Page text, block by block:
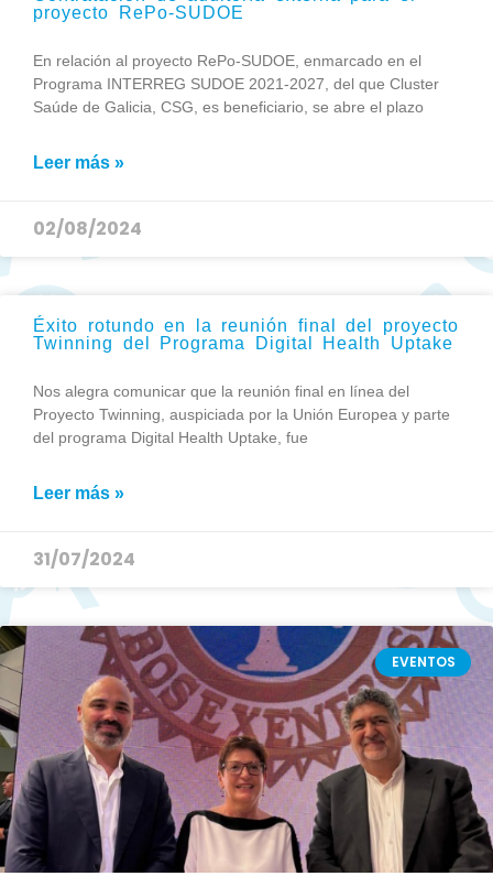
proyecto RePo-SUDOE
En relación al proyecto RePo-SUDOE, enmarcado en el
Programa INTERREG SUDOE 2021-2027, del que Cluster
Saúde de Galicia, CSG, es beneficiario, se abre el plazo
Leer más »
02/08/2024
Éxito rotundo en la reunión final del proyecto
Twinning del Programa Digital Health Uptake
Nos alegra comunicar que la reunión final en línea del
Proyecto Twinning, auspiciada por la Unión Europea y parte
del programa Digital Health Uptake, fue
Leer más »
31/07/2024
EVENTOS